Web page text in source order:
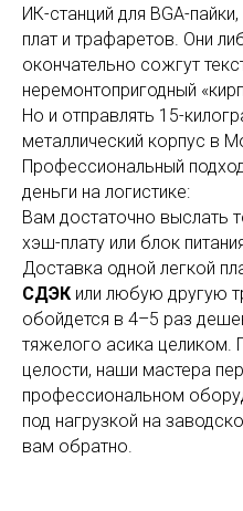
ИК-станций для BGA-
плат и трафаретов. Они
окончательно сожгут
неремонтопригодный
Но и отправлять 15-
металлический корпус в
Профессиональный
деньги на логистике:
Вам достаточно выслать
хэш-плату или блок
Доставка одной легкой
СДЭК или любую другую
обойдется в 4–5 раз
тяжелого асика целиком.
целости, наши мастера
профессиональном
под нагрузкой на
вам обратно.